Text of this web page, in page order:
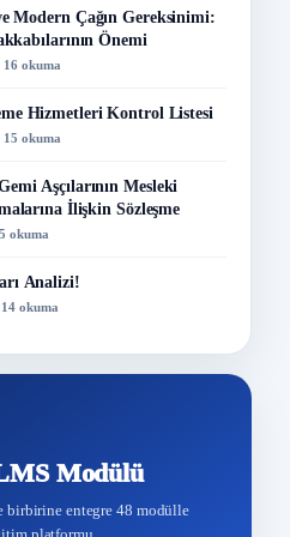
Modern Çağın Gereksinimi:
Önemi
16 okuma
Hizmetleri Kontrol Listesi
15 okuma
Aşçılarının Mesleki
İlişkin Sözleşme
okuma
Analizi!
14 okuma
Modülü
birbirine entegre 48 modülle